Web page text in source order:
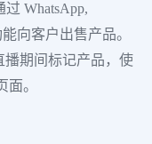
过 WhatsApp,
向客户出售产品。
播期间标记产品，使
。